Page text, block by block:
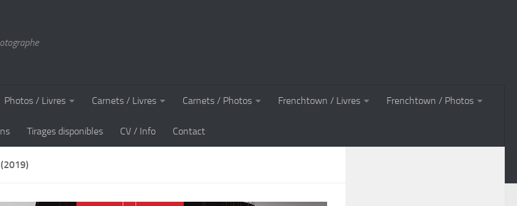
Photos / Livres Carnets / Livres Carnets / Photos Frenchtown / Livres Frenchtown / Photos
Tirages disponibles CV / Info Contact